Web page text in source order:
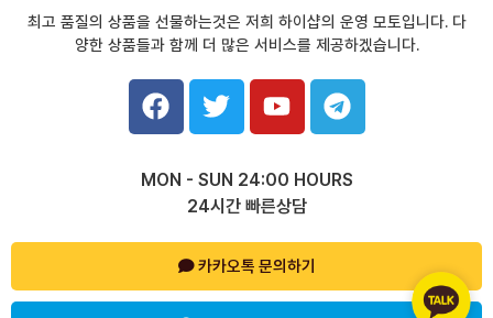
최고 품질의 상품을 선물하는것은 저희 하이샵의 운영 모토입니다. 다
양한 상품들과 함께 더 많은 서비스를 제공하겠습니다.
F
a
c
b
o
T
w
i
t
e
r
Y
o
u
u
b
e
T
e
l
g
a
MON - SUN 24:00 HOURS
24시간 빠른상담
카카오톡 문의하기